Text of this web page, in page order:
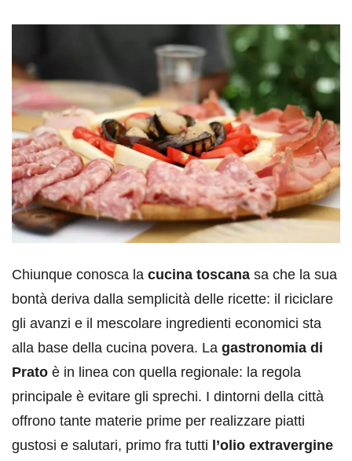
Chiunque conosca la cucina toscana sa che la sua
bontà deriva dalla semplicità delle ricette: il riciclare
gli avanzi e il mescolare ingredienti economici sta
alla base della cucina povera. La gastronomia di
Prato è in linea con quella regionale: la regola
principale è evitare gli sprechi. I dintorni della città
offrono tante materie prime per realizzare piatti
gustosi e salutari, primo fra tutti l’olio extravergine